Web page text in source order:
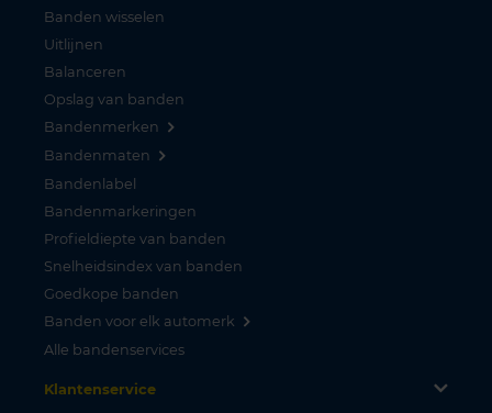
Banden wisselen
Uitlijnen
Balanceren
Opslag van banden
Bandenmerken
Bandenmaten
Bandenlabel
Bandenmarkeringen
Profieldiepte van banden
Snelheidsindex van banden
Goedkope banden
Banden voor elk automerk
Alle bandenservices
Klantenservice